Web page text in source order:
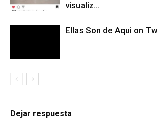
visualiz…
Ellas Son de Aqui on
Dejar respuesta